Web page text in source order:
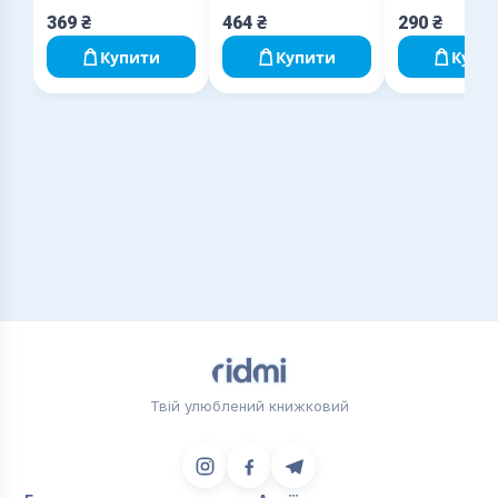
369 ₴
Купити
464 ₴
Купити
290 ₴
Твій улюблений книжковий